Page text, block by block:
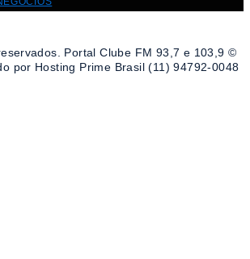
Portal Clube FM 93,7 e 103,9 ©
por Hosting Prime Brasil (11) 94792-0048